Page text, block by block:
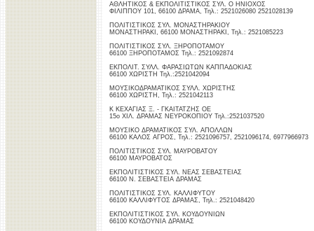
ΑΘΛΗΤΙΚΟΣ & ΕΚΠΟΛΙΤΙΣΤΙΚΟΣ ΣΥΛ. Ο ΗΝΙΟΧΟΣ
ΦΙΛΙΠΠΟΥ 101, 66100 ΔΡΑΜΑ, Τηλ.: 2521026080 2521028139
ΠΟΛΙΤΙΣΤΙΚΟΣ ΣΥΛ. ΜΟΝΑΣΤΗΡΑΚΙΟΥ
ΜΟΝΑΣΤΗΡΑΚΙ, 66100 ΜΟΝΑΣΤΗΡΑΚΙ, Τηλ.: 2521085223
ΠΟΛΙΤΙΣΤΙΚΟΣ ΣΥΛ. ΞΗΡΟΠΟΤΑΜΟΥ
66100 ΞΗΡΟΠΟΤΑΜΟΣ Τηλ.: 2521092874
ΕΚΠΟΛΙΤ. ΣΥΛΛ. ΦΑΡΑΣΙΩΤΩΝ ΚΑΠΠΑΔΟΚΙΑΣ
66100 ΧΩΡΙΣΤΗ Τηλ.:2521042094
ΜΟΥΣΙΚΟΔΡΑΜΑΤΙΚΟΣ ΣΥΛΛ. ΧΩΡΙΣΤΗΣ
66100 ΧΩΡΙΣΤΗ, Τηλ.: 2521042113
Κ ΚΕΧΑΓΙΑΣ Ξ. - ΓΚΑΙΤΑΤΖΗΣ ΟΕ
15ο ΧΙΛ. ΔΡΑΜΑΣ ΝΕΥΡΟΚΟΠΙΟΥ Τηλ.:2521037520
ΜΟΥΣΙΚΟ ΔΡΑΜΑΤΙΚΟΣ ΣΥΛ. ΑΠΟΛΛΩΝ
66100 ΚΑΛΟΣ ΑΓΡΟΣ, Τηλ.: 2521096757, 2521096174, 6977966973
ΠΟΛΙΤΙΣΤΙΚΟΣ ΣΥΛ. ΜΑΥΡΟΒΑΤΟΥ
66100 ΜΑΥΡΟΒΑΤΟΣ
ΕΚΠΟΛΙΤΙΣΤΙΚΟΣ ΣΥΛ. ΝΕΑΣ ΣΕΒΑΣΤΕΙΑΣ
66100 Ν. ΣΕΒΑΣΤΕΙΑ ΔΡΑΜΑΣ
ΠΟΛΙΤΙΣΤΙΚΟΣ ΣΥΛ. ΚΑΛΛΙΦΥΤΟΥ
66100 ΚΑΛΛΙΦΥΤΟΣ ΔΡΑΜΑΣ, Τηλ.: 2521048420
ΕΚΠΟΛΙΤΙΣΤΙΚΟΣ ΣΥΛ. ΚΟΥΔΟΥΝΙΩΝ
66100 ΚΟΥΔΟΥΝΙΑ ΔΡΑΜΑΣ